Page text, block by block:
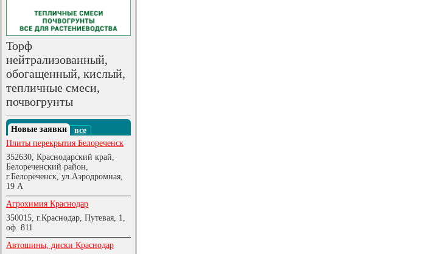
Торф
нейтрализованный,
обогащенный, кислый,
тепличные смеси,
почвогрунты
Новые заявки
все
Плиты перекрытия Белореченск
352630, Краснодарский край,
Белореченский район,
г.Белореченск, ул.Аэродромная,
19 А
Агрохимия Краснодар
350015, г.Краснодар, Путевая, 1,
оф. 811
Автошины, диски Краснодар